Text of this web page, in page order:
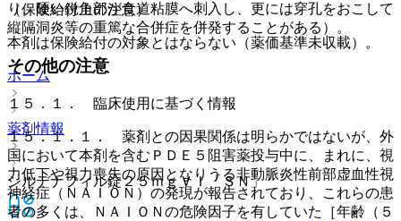
（保険給付上の注意）
本剤は保険給付の対象とはならない（薬価基準未収載）。
ホーム
薬剤情報
シルデナフィル錠２５ｍｇＶＩ「ＳＮ」
り、硬い鋭角部が食道粘膜へ刺入し、更には穿孔をおこして
縦隔洞炎等の重篤な合併症を併発することがある）。
その他の注意
１５．１． 臨床使用に基づく情報
１５．１．１． 薬剤との因果関係は明らかではないが、外
国において本剤を含むＰＤＥ５阻害薬投与中に、まれに、視
力低下や視力喪失の原因となりうる非動脈炎性前部虚血性視
神経症（ＮＡＩＯＮ）の発現が報告されており、これらの患
者の多くは、ＮＡＩＯＮの危険因子を有していた［年齢（５